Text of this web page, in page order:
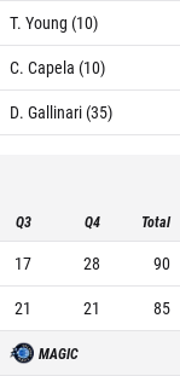
T. Young (10)
C. Capela (10)
D. Gallinari (35)
Q3 Q4 Total
17 28
90
21 21 85
MAGIC